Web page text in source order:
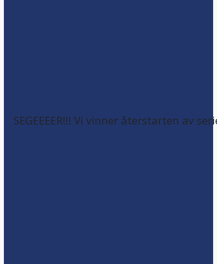
SEGEEEER!!! Vi vinner återstarten av